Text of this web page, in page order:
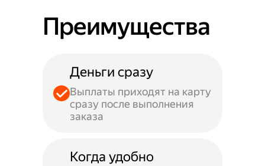
Преимущества
Деньги сразу
Выплаты приходят на карту
сразу после выполнения
заказа
Когда удобно